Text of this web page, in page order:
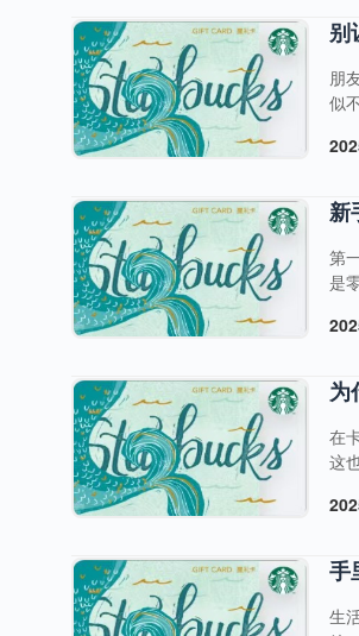
别
朋
似
以
余
新
第
是
收
部
为
在
这
品
定
流
手
生